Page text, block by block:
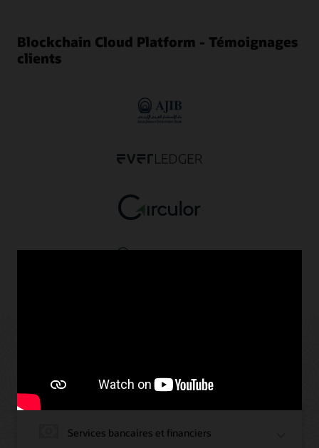
Blockchain Cloud Platform - Témoignages
clients
Services bancaires et financiers